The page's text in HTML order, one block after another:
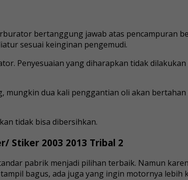
bertanggung jawab atas pencampuran
sesuai keinginan pengemudi.
Penyesuaian yang diharapkan tidak
mungkin dua kali penggantian oli akan
tidak bisa dibersihkan.
Stiker 2003 2013 Tribal 2
pabrik menjadi pilihan terbaik. Namun
bagus, ada juga yang ingin motornya lebih